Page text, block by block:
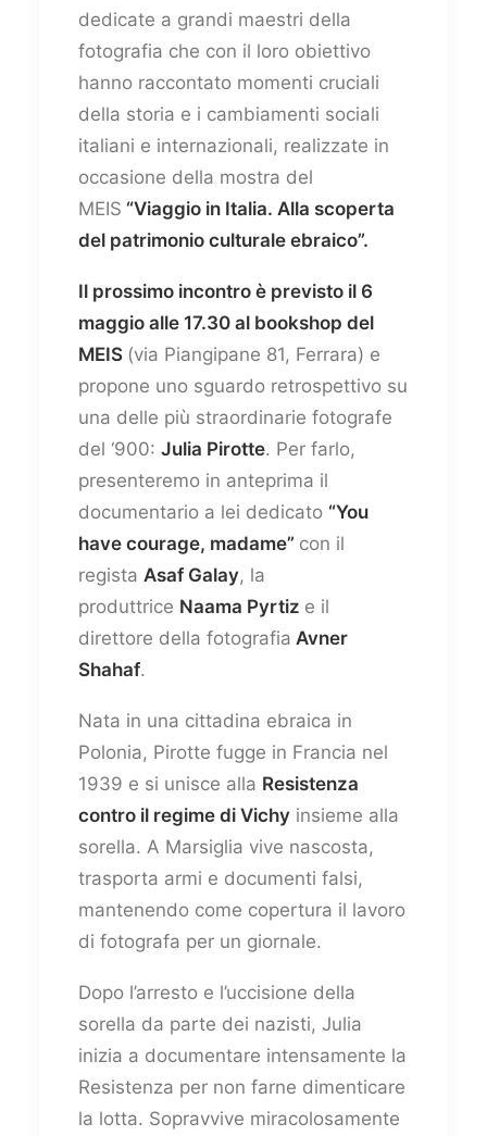
dedicate a grandi maestri della
fotografia che con il loro obiettivo
hanno raccontato momenti cruciali
della storia e i cambiamenti sociali
italiani e internazionali, realizzate in
occasione della mostra del
MEIS “Viaggio in Italia. Alla scoperta
del patrimonio culturale ebraico”.
Il prossimo incontro è previsto il 6
maggio alle 17.30 al bookshop del
MEIS (via Piangipane 81, Ferrara) e
propone uno sguardo retrospettivo su
una delle più straordinarie fotografe
del ‘900: Julia Pirotte. Per farlo,
presenteremo in anteprima il
documentario a lei dedicato “You
have courage, madame” con il
regista Asaf Galay, la
produttrice Naama Pyrtiz e il
direttore della fotografia Avner
Shahaf.
Nata in una cittadina ebraica in
Polonia, Pirotte fugge in Francia nel
1939 e si unisce alla Resistenza
contro il regime di Vichy insieme alla
sorella. A Marsiglia vive nascosta,
trasporta armi e documenti falsi,
mantenendo come copertura il lavoro
di fotografa per un giornale.
Dopo l’arresto e l’uccisione della
sorella da parte dei nazisti, Julia
inizia a documentare intensamente la
Resistenza per non farne dimenticare
la lotta. Sopravvive miracolosamente